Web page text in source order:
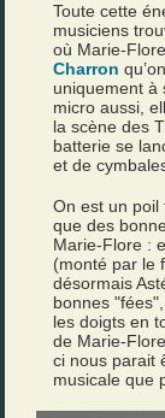
Toute cette
musiciens
où Marie-
Charron
uniquement à
micro aussi,
la scène des
batterie se
et de
On est un poil
que des
Marie-Flore :
(monté par le
désormais
bonnes
les doigts en
de Marie-
ci nous parait
musicale que